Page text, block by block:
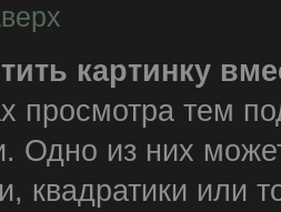
картинку
просмотра тем
Одно из них
квадратики или